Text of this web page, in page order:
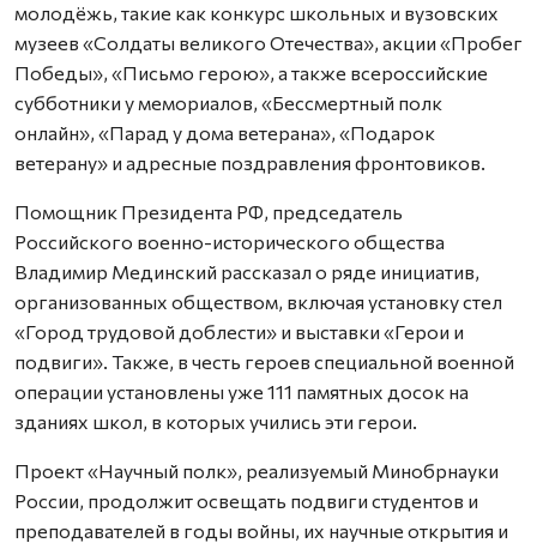
молодёжь, такие как конкурс школьных и вузовских
музеев «Солдаты великого Отечества», акции «Пробег
Победы», «Письмо герою», а также всероссийские
субботники у мемориалов, «Бессмертный полк
онлайн», «Парад у дома ветерана», «Подарок
ветерану» и адресные поздравления фронтовиков.
Помощник Президента РФ, председатель
Российского военно-исторического общества
Владимир Мединский рассказал о ряде инициатив,
организованных обществом, включая установку стел
«Город трудовой доблести» и выставки «Герои и
подвиги». Также, в честь героев специальной военной
операции установлены уже 111 памятных досок на
зданиях школ, в которых учились эти герои.
Проект «Научный полк», реализуемый Минобрнауки
России, продолжит освещать подвиги студентов и
преподавателей в годы войны, их научные открытия и